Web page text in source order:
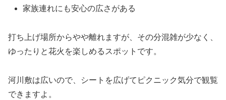
家族連れにも安心の広さがある
打ち上げ場所からやや離れますが、その分混雑が少なく、
ゆったりと花火を楽しめるスポットです。
河川敷は広いので、シートを広げてピクニック気分で観覧
できますよ。